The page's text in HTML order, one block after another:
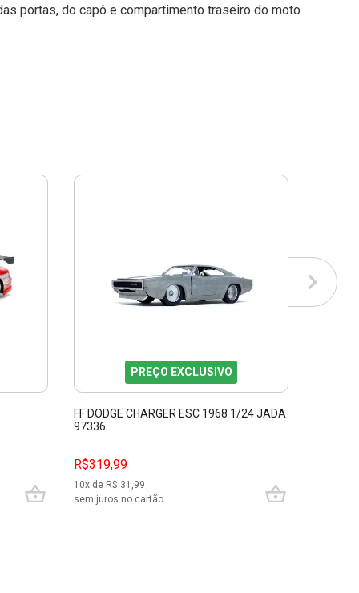
portas, do capô e compartimento traseiro do moto
PREÇO EXCLUSIVO
FF DODGE CHARGER ESC 1968 1/24 JADA
97336
R$319,99
10x de R$ 31,99
sem juros no cartão